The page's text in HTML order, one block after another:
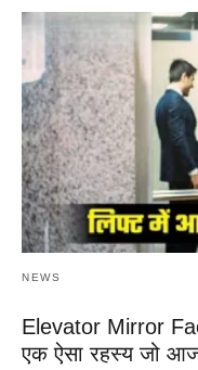
NEWS
Elevator Mirror
एक ऐसा रहस्य जो